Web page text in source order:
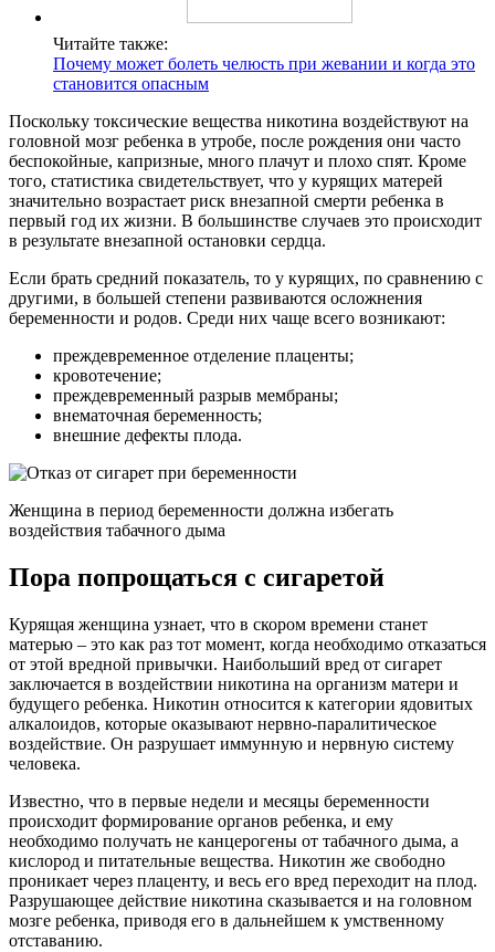
Читайте также:
Почему может болеть челюсть при жевании и когда это
становится опасным
Поскольку токсические вещества никотина воздействуют на
головной мозг ребенка в утробе, после рождения они часто
беспокойные, капризные, много плачут и плохо спят. Кроме
того, статистика свидетельствует, что у курящих матерей
значительно возрастает риск внезапной смерти ребенка в
первый год их жизни. В большинстве случаев это происходит
в результате внезапной остановки сердца.
Если брать средний показатель, то у курящих, по сравнению с
другими, в большей степени развиваются осложнения
беременности и родов. Среди них чаще всего возникают:
преждевременное отделение плаценты;
кровотечение;
преждевременный разрыв мембраны;
внематочная беременность;
внешние дефекты плода.
Женщина в период беременности должна избегать
воздействия табачного дыма
Пора попрощаться с сигаретой
Курящая женщина узнает, что в скором времени станет
матерью – это как раз тот момент, когда необходимо отказаться
от этой вредной привычки. Наибольший вред от сигарет
заключается в воздействии никотина на организм матери и
будущего ребенка. Никотин относится к категории ядовитых
алкалоидов, которые оказывают нервно-паралитическое
воздействие. Он разрушает иммунную и нервную систему
человека.
Известно, что в первые недели и месяцы беременности
происходит формирование органов ребенка, и ему
необходимо получать не канцерогены от табачного дыма, а
кислород и питательные вещества. Никотин же свободно
проникает через плаценту, и весь его вред переходит на плод.
Разрушающее действие никотина сказывается и на головном
мозге ребенка, приводя его в дальнейшем к умственному
отставанию.